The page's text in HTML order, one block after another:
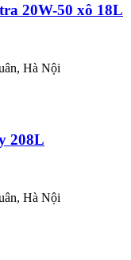
20W-50 xô 18L
Hà Nội
208L
Hà Nội